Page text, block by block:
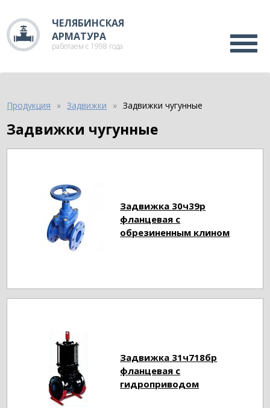
ЧЕЛЯБИНСКАЯ
АРМАТУРА
работаем с 1998 года
Продукция Задвижки Задвижки чугунные
Задвижки чугунные
Задвижка 30ч39р
фланцевая с
обрезиненным клином
Задвижка 31ч718бр
фланцевая с
гидроприводом